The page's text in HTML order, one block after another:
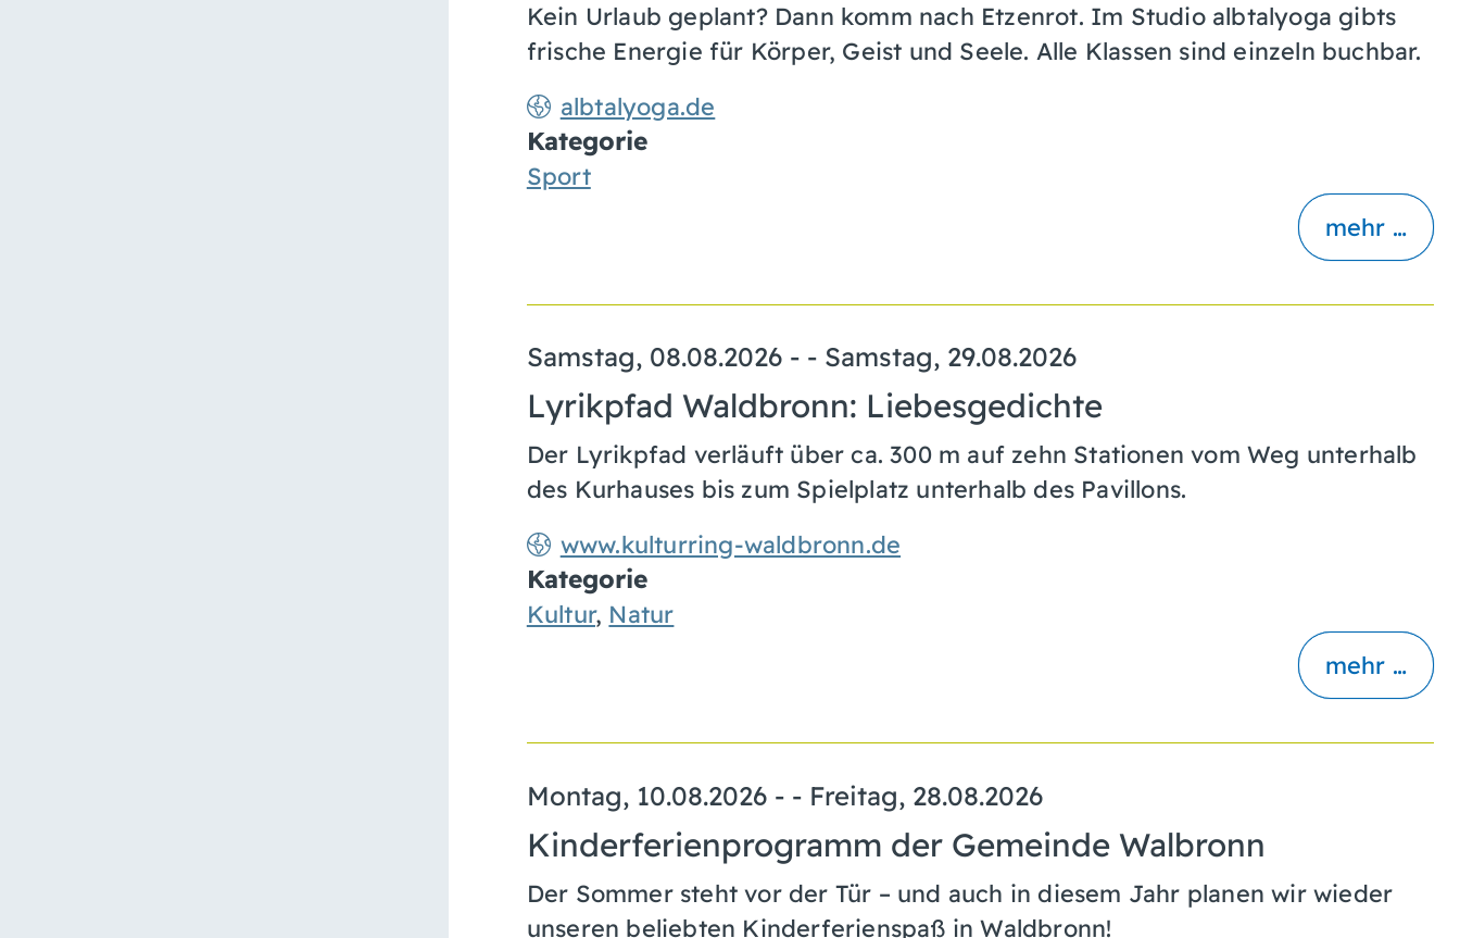
albtalyoga.de
Kein Urlaub geplant? Dann komm nach Etzenrot. Im Studio albtalyoga gibts
frische Energie für Körper, Geist und Seele. Alle Klassen sind einzeln buchbar.
Kategorie
Sport
mehr …
Samstag, 08.08.2026- - Samstag, 29.08.2026
Lyrikpfad Waldbronn: Liebesgedichte
www.kulturring-waldbronn.de
Der Lyrikpfad verläuft über ca. 300 m auf zehn Stationen vom Weg unterhalb
des Kurhauses bis zum Spielplatz unterhalb des Pavillons.
Kategorie
Kultur, Natur
mehr …
Montag, 10.08.2026- - Freitag, 28.08.2026
Kinderferienprogramm der Gemeinde Walbronn
Der Sommer steht vor der Tür – und auch in diesem Jahr planen wir wieder
unseren beliebten Kinderferienspaß in Waldbronn!